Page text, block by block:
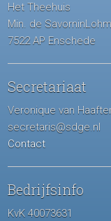
Het Theehuis
Min. de
7522 AP Enschede
Secretariaat
Veronique van
secretaris@sdge.nl
Contact
Bedrijfsinfo
KvK 40073631